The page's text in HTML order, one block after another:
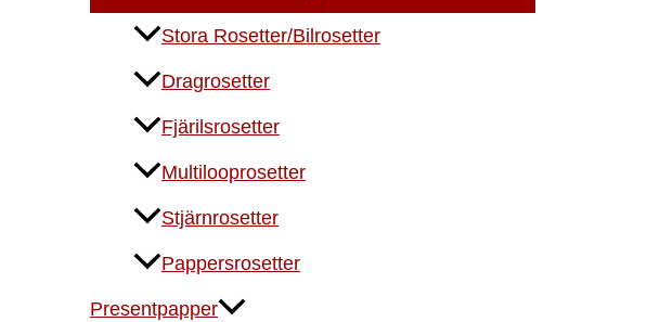
Stora Rosetter/Bilrosetter
Dragrosetter
Fjärilsrosetter
Multilooprosetter
Stjärnrosetter
Pappersrosetter
Presentpapper